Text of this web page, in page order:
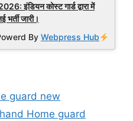
इंडियन कोस्ट गार्ड द्वारा में
भर्ती जारी।
ByWebpress Hub
guard new
Home guard